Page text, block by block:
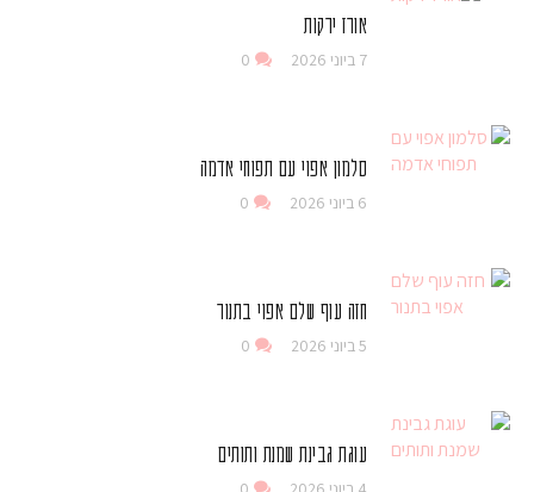
אורז ירקות
7 ביוני 2026 0
סלמון אפוי עם תפוחי אדמה
6 ביוני 2026 0
חזה עוף שלם אפוי בתנור
5 ביוני 2026 0
עוגת גבינת שמנת ותותים